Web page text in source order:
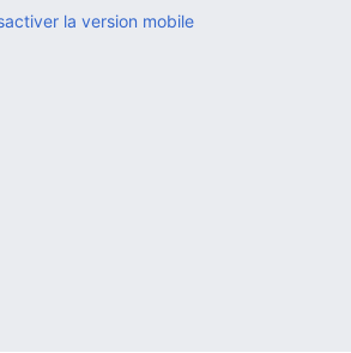
la version mobile